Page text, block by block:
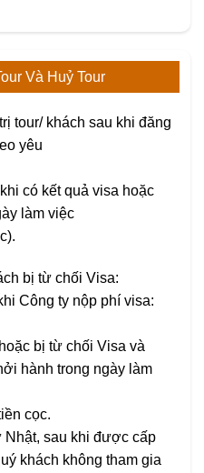
Và Huỷ Tour
tour/ khách sau khi đăng
yêu
có kết quả visa hoặc
làm việc
bị từ chối Visa:
Công ty nộp phí visa:
bị từ chối Visa và
hành trong ngày làm
cọc.
Nhật, sau khi được cấp
khách không tham gia